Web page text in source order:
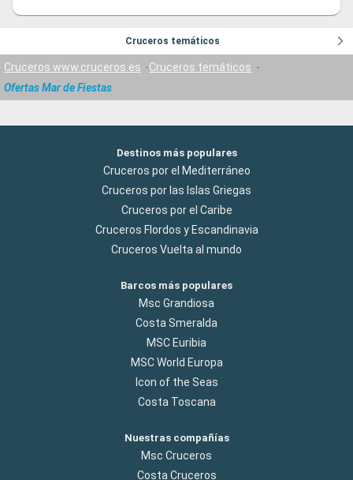
Cruceros temáticos
Cruceros www.cruceros.es
Cruceros temáticos
Ofertas Mar de Fiestas
Destinos más populares
Cruceros por el Mediterráneo
Cruceros por las Islas Griegas
Cruceros por el Caribe
Cruceros Flordos y Escandinavia
Cruceros Vuelta al mundo
Barcos más populares
Msc Grandiosa
Costa Smeralda
MSC Euribia
MSC World Europa
Icon of the Seas
Costa Toscana
Nuestras compañías
Msc Cruceros
Costa Cruceros